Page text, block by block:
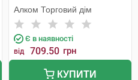
Алком Торговий дім
Є в наявності
від 709.50 грн
КУПИТИ